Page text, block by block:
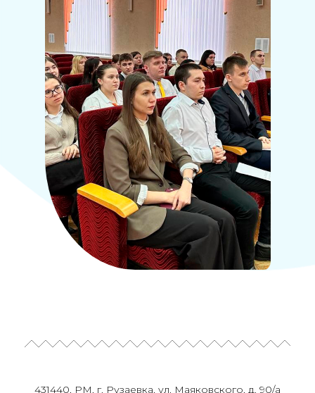
431440, РМ, г. Рузаевка, ул. Маяковского, д. 90/а